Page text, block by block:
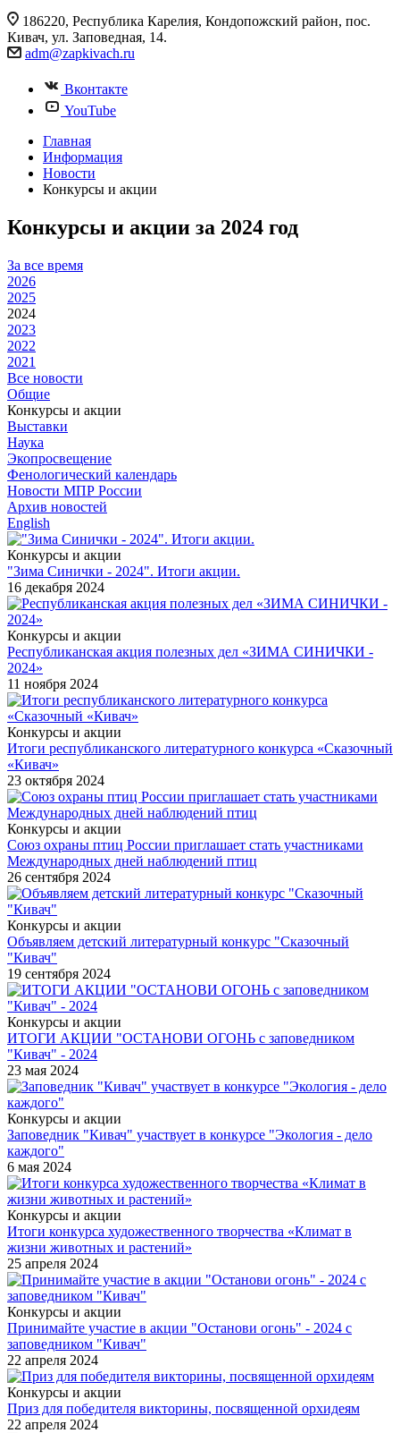
186220, Республика Карелия, Кондопожский район, пос.
Кивач, ул. Заповедная, 14.
adm@zapkivach.ru
Вконтакте
YouTube
Главная
Информация
Новости
Конкурсы и акции
Конкурсы и акции за 2024 год
За все время
2026
2025
2024
2023
2022
2021
Все новости
Общие
Конкурсы и акции
Выставки
Наука
Экопросвещение
Фенологический календарь
Новости МПР России
Архив новостей
English
Конкурсы и акции
"Зима Синички - 2024". Итоги акции.
16 декабря 2024
Конкурсы и акции
Республиканская акция полезных дел «ЗИМА СИНИЧКИ -
2024»
11 ноября 2024
Конкурсы и акции
Итоги республиканского литературного конкурса «Сказочный
«Кивач»
23 октября 2024
Конкурсы и акции
Союз охраны птиц России приглашает стать участниками
Международных дней наблюдений птиц
26 сентября 2024
Конкурсы и акции
Объявляем детский литературный конкурс "Сказочный
"Кивач"
19 сентября 2024
Конкурсы и акции
ИТОГИ АКЦИИ "ОСТАНОВИ ОГОНЬ с заповедником
"Кивач" - 2024
23 мая 2024
Конкурсы и акции
Заповедник "Кивач" участвует в конкурсе "Экология - дело
каждого"
6 мая 2024
Конкурсы и акции
Итоги конкурса художественного творчества «Климат в
жизни животных и растений»
25 апреля 2024
Конкурсы и акции
Принимайте участие в акции "Останови огонь" - 2024 с
заповедником "Кивач"
22 апреля 2024
Конкурсы и акции
Приз для победителя викторины, посвященной орхидеям
22 апреля 2024